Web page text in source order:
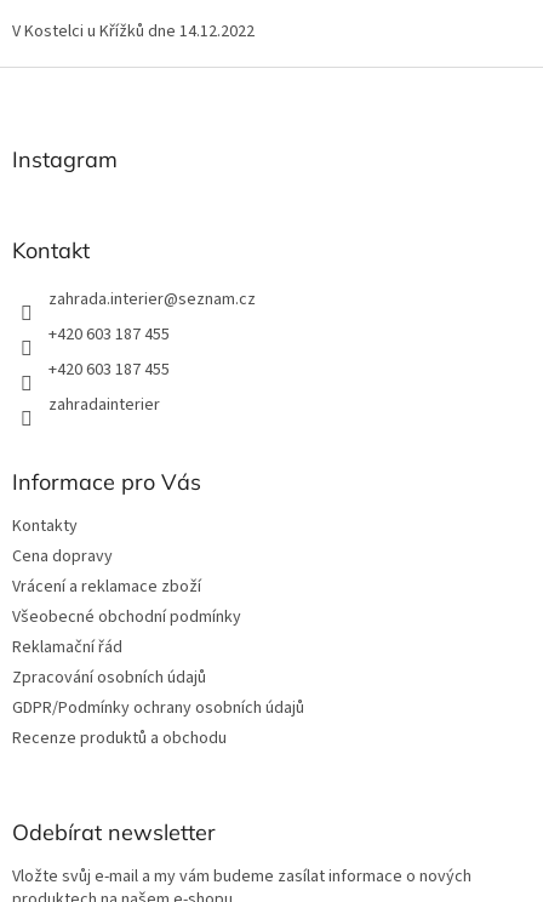
V Kostelci u Křížků dne 14.12.2022
Instagram
Kontakt
zahrada.interier@seznam.cz
+420 603 187 455
+420 603 187 455
zahradainterier
Informace pro Vás
Kontakty
Cena dopravy
Vrácení a reklamace zboží
Všeobecné obchodní podmínky
Reklamační řád
Zpracování osobních údajů
GDPR/Podmínky ochrany osobních údajů
Recenze produktů a obchodu
Odebírat newsletter
Vložte svůj e-mail a my vám budeme zasílat informace o nových